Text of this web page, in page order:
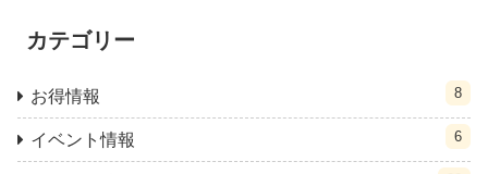
カテゴリー
お得情報 8
イベント情報 6